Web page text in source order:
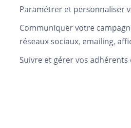
Paramétrer et personnaliser
Communiquer votre
réseaux sociaux, emailing,
Suivre et gérer vos adhérents